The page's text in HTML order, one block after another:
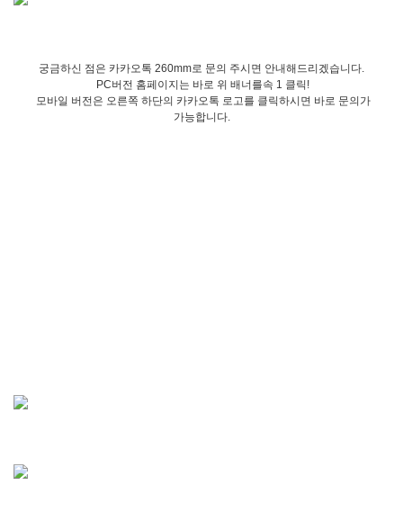
궁금하신 점은 카카오톡 260mm로 문의 주시면 안내해드리겠습니다.
PC버전 홈페이지는 바로 위 배너를속 1 클릭!
모바일 버전은 오른쪽 하단의 카카오톡 로고를 클릭하시면 바로 문의가
가능합니다.